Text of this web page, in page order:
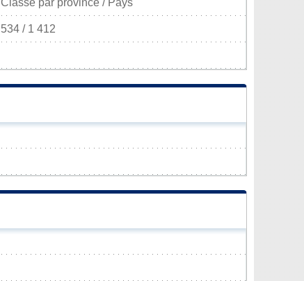
Classé par province / Pays
534 / 1 412